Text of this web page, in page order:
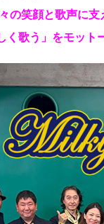
の笑顔と歌声に支
く歌う」をモット